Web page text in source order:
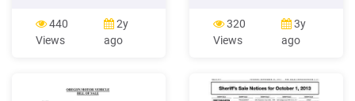
använda Apple-mjukvara
(enligt definitionen nedan)
för att utveckla en eller flera
Apple-märkta produkter. .
440
Views
2y
ago
of sale pdf, bill of sale south
carolina, sc bill of sale form,
fillable bill of sale sc, south
320
Views
3y
ago